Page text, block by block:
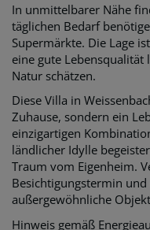
In unmittelbarer Nähe
täglichen Bedarf
Supermärkte. Die Lage
eine gute Lebensqualität
Natur schätzen.
Diese Villa in
Zuhause, sondern ein
einzigartigen
ländlicher Idylle
Traum vom Eigenheim.
Besichtigungstermin und
außergewöhnliche
Hinweis gemäß